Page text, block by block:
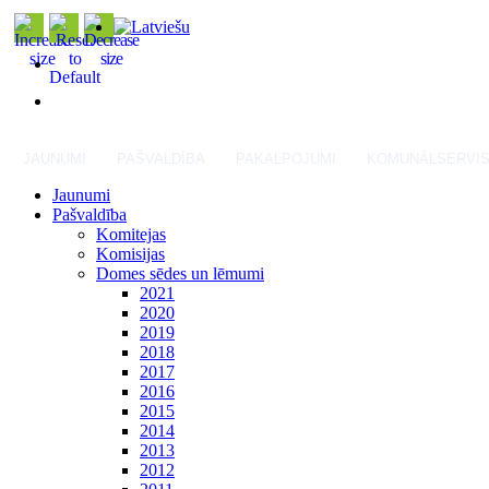
Jaunumi
Pašvaldība
Komitejas
Komisijas
Domes sēdes un lēmumi
2021
2020
2019
2018
2017
2016
2015
2014
2013
2012